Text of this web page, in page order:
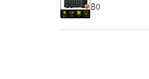
฿0